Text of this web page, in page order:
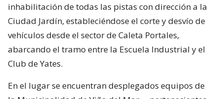
inhabilitación de todas las pistas con dirección a la
Ciudad Jardín, estableciéndose el corte y desvío de
vehículos desde el sector de Caleta Portales,
abarcando el tramo entre la Escuela Industrial y el
Club de Yates.
En el lugar se encuentran desplegados equipos de